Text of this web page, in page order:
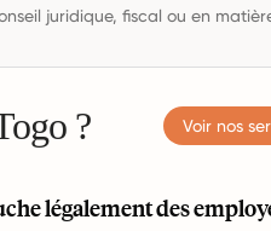
juridique, fiscal ou en
? Voir nos
légalement des